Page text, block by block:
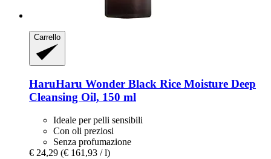
Carrello
HaruHaru Wonder Black Rice Moisture Deep
Cleansing Oil, 150 ml
Ideale per pelli sensibili
Con oli preziosi
Senza profumazione
€ 24,29 (€ 161,93 / l)